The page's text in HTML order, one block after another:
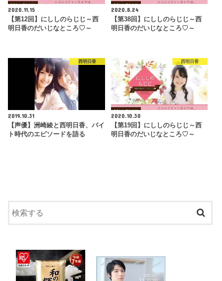
2020.11.15
【第12回】にししのらじじ～西
明日香のだいじなところ♡～
2020.8.24
【第38回】にししのらじじ～西
明日香のだいじなところ♡～
西明日香
2019.10.31
【声優】洲崎綾と西明日香、バイ
ト時代のエピソードを語る
西明日香
2020.10.30
【第19回】にししのらじじ～西
明日香のだいじなところ♡～